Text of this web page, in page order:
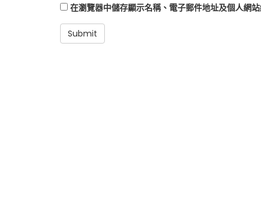
在瀏覽器中儲存顯示名稱、電子郵件地址及個人網